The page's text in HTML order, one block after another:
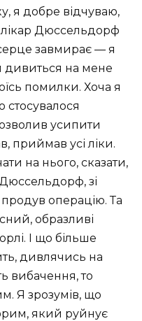
я добре відчуваю,
Дюссельдорф
завмирає — я
дивиться на мене
помилки. Хоча я
стосувалося
усипити
приймав усі ліки.
на нього, сказати,
зі
операцію. Та
образливі
І що більше
дивлячись на
вибачення, то
Я зрозумів, що
який руйнує